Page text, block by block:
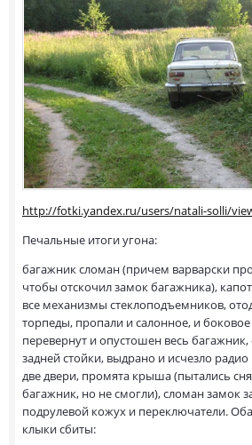
http://fotki.yandex.ru/users/natali-solli/
Печальные итоги угона:
багажник сломан (причем варварски
чтобы отскочил замок багажника),
все механизмы стеклоподъемников,
торпеды, пропали и салонное, и боковое
перевернут и опустошен весь
задней стойки, выдрано и исчезло
две двери, промята крыша (пытались
багажник, но не смогли), сломан замок
подрулевой кожух и переключатели.
клыки сбиты: